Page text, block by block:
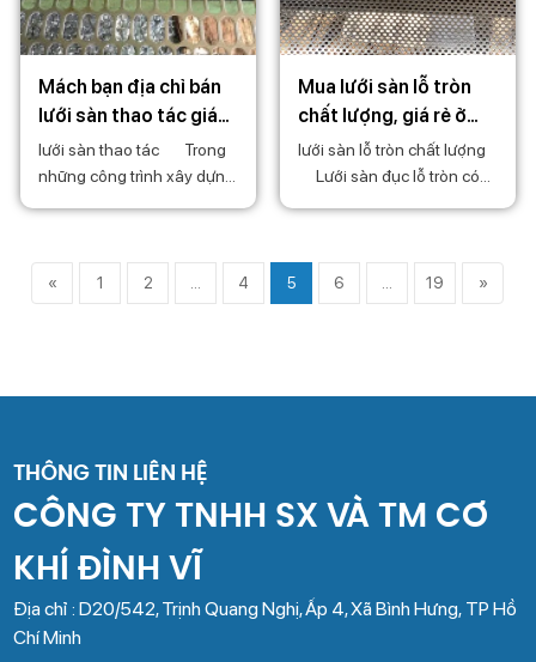
Mách bạn địa chỉ bán
lưới sàn thao tác giá
tốt nhất TPHCM
lưới sàn thao tác Trong
những công trình xây dựng,
này không những giúp các
chủ đầu tư tiết kiệm
Mua lưới sàn lỗ tròn
chất lượng, giá rẻ ở
đâu?
lưới sàn lỗ tròn chất lượng
Lưới sàn đục lỗ tròn có
quản khi sử dụng. Lưới
sàn có trọng lượng nhẹ tiện
« 1 2 4 5 6 19 »
THÔNG TIN LIÊN HỆ
CÔNG TY TNHH SX VÀ TM CƠ
KHÍ ĐÌNH VĨ
Địa chỉ : D20/542, Trịnh Quang Nghị, Ấp 4, Xã Bình Hưng, TP Hồ
Chí Minh